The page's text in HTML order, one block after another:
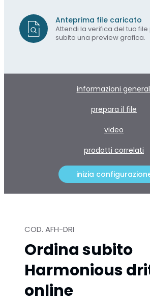
Anteprima file caricato
Attendi la verifica del tuo
subito una preview grafica.
informazioni
prepara il file
video
prodotti correlati
inizia
COD. AFH-DRI
Ordina subito
Harmonious
online